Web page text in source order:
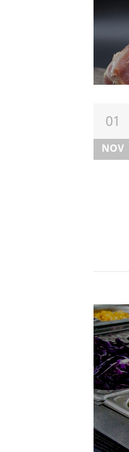
01
NOV